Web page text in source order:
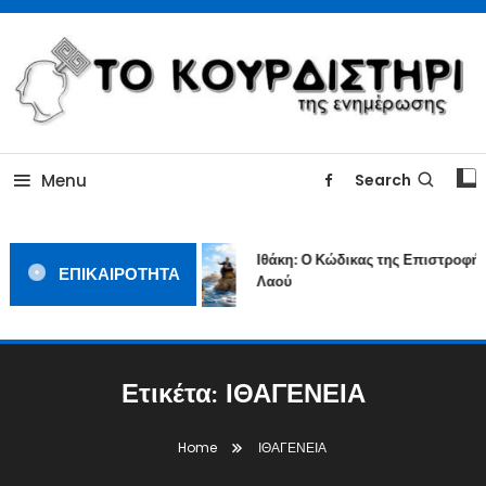
Skip
Content
TOKOURDISTIRI.GR
Menu Search
ΕΠΙΚΑΙΡΟΤΗΤΑ
Ιθάκη: Ο Κώδικας της Επιστροφής
Λαού
Ετικέτα: ΙΘΑΓΕΝΕΙΑ
Home ΙΘΑΓΕΝΕΙΑ